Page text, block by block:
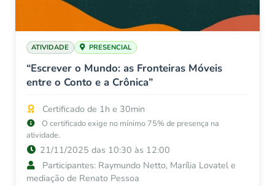
ATIVIDADE PRESENCIAL
“Escrever o Mundo: as Fronteiras Móveis
entre o Conto e a Crônica”
Certificado de 1h e 30min
O certificado exige no mínimo 75% de presença na
atividade.
21/11/2025 das 10:30 às 12:00
Participantes: Raymundo Netto, Marília Lovatel e
mediação de Renato Pessoa